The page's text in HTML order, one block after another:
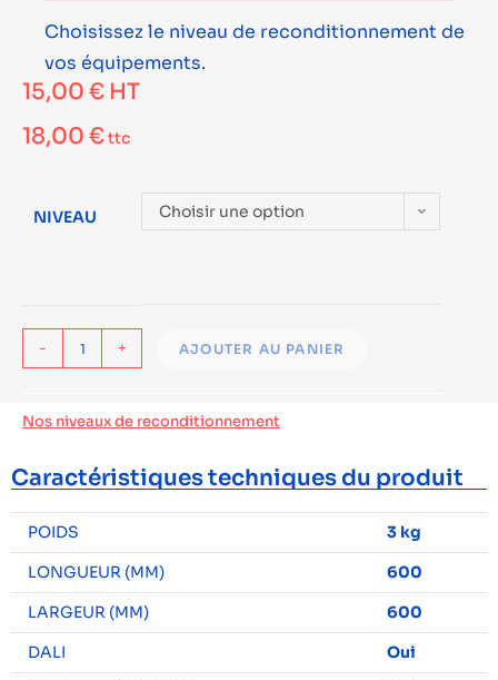
Choisissez le niveau de reconditionnement de
vos équipements.
15,00 € HT
18,00 €ttc
NIVEAU Choisir une option
- + AJOUTER AU PANIER
Nos niveaux de reconditionnement
Caractéristiques techniques du produit
POIDS
3 kg
LONGUEUR (MM)
600
LARGEUR (MM)
600
DALI
Oui